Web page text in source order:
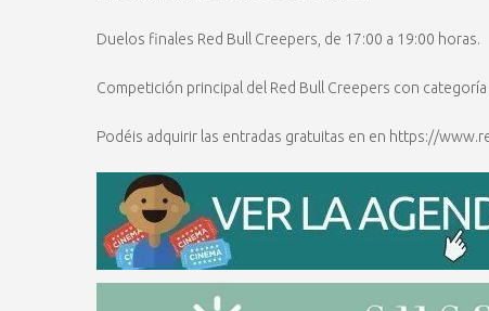
Duelos finales Red Bull Creepers, de 17:00 a 19:00 horas.
Competición principal del Red Bull Creepers con
Podéis adquirir las entradas gratuitas en en https://